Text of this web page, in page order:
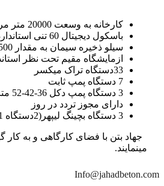
کارخانه به وسعت 20000 متر مربع
باسکول دیجیتال 60 تنی استاندارد
سیلو ذخیره سیمان به مقدار 2500تن
ازمایشگاه مقیم تحت نظر
33دستگاه تراک میکسر
7 دستگاه پمپ ثابت
3 دستگاه پمپ دکل 36-42-52 متری
دارای مجوز تردد در روز
3 دستگاه بچینگ لیپهر(2دستگاه 1متری و 1 دستگاه 1/2 متری با توان تولید 150 متر مکعب در ساعت)
مینمایند.
Info@jahadbeton.com